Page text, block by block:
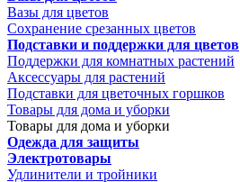
Вазы для цветов
Сохранение срезанных цветов
Подставки и поддержки для цветов
Поддержки для комнатных растений
Аксессуары для растений
Подставки для цветочных горшков
Товары для дома и уборки
Товары для дома и уборки
Одежда для защиты
Электротовары
Удлинители и тройники